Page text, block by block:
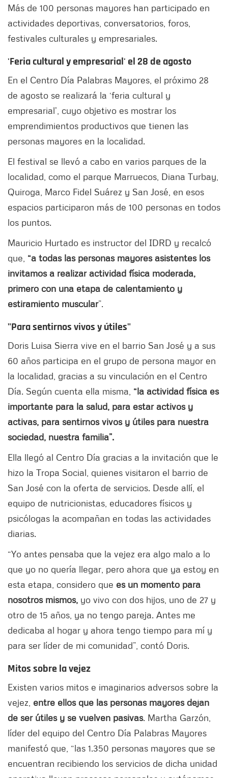
Más de 100 personas mayores han participado en
actividades deportivas, conversatorios, foros,
festivales culturales y empresariales.
'Feria cultural y empresarial' el 28 de agosto
En el Centro Día Palabras Mayores, el próximo 28
de agosto se realizará la ‘feria cultural y
empresarial’, cuyo objetivo es mostrar los
emprendimientos productivos que tienen las
personas mayores en la localidad.
El festival se llevó a cabo en varios parques de la
localidad, como el parque Marruecos, Diana Turbay,
Quiroga, Marco Fidel Suárez y San José, en esos
espacios participaron más de 100 personas en todos
los puntos.
Mauricio Hurtado es instructor del IDRD y recalcó
que, “a todas las personas mayores asistentes los
invitamos a realizar actividad física moderada,
primero con una etapa de calentamiento y
estiramiento muscular”.
"Para sentirnos vivos y útiles"
Doris Luisa Sierra vive en el barrio San José y a sus
60 años participa en el grupo de persona mayor en
la localidad, gracias a su vinculación en el Centro
Día. Según cuenta ella misma, “la actividad física es
importante para la salud, para estar activos y
activas, para sentirnos vivos y útiles para nuestra
sociedad, nuestra familia”.
Ella llegó al Centro Día gracias a la invitación que le
hizo la Tropa Social, quienes visitaron el barrio de
San José con la oferta de servicios. Desde allí, el
equipo de nutricionistas, educadores físicos y
psicólogas la acompañan en todas las actividades
diarias.
“Yo antes pensaba que la vejez era algo malo a lo
que yo no quería llegar, pero ahora que ya estoy en
esta etapa, considero que es un momento para
nosotros mismos, yo vivo con dos hijos, uno de 27 y
otro de 15 años, ya no tengo pareja. Antes me
dedicaba al hogar y ahora tengo tiempo para mí y
para ser líder de mi comunidad”, contó Doris.
Mitos sobre la vejez
Existen varios mitos e imaginarios adversos sobre la
vejez, entre ellos que las personas mayores dejan
de ser útiles y se vuelven pasivas. Martha Garzón,
líder del equipo del Centro Día Palabras Mayores
manifestó que, “las 1.350 personas mayores que se
encuentran recibiendo los servicios de dicha unidad